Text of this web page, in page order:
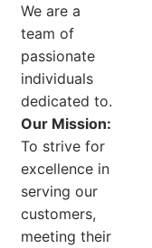
We are a
team of
passionate
individuals
dedicated to.
Our Mission:
To strive for
excellence in
serving our
customers,
meeting their